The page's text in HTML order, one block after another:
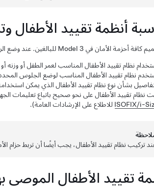
أنظمة تقييد الأطفال
كافة أحزمة الأمان في Model 3 للبالغين. عند وضع
نظام تقييد الأطفال المناسب لعمر الطفل أو وزنه
بشأن نوع نظام تقييد الأطفال الذي يمكن
نظام تقييد الأطفال على نحو صحيح باتباع تعليمات
ISOFIX/i- للاطلاع على الإرشادات العامة).
تركيب نظام تقييد الأطفال، يجب أيضًا أن تربط حزام
تقييد الأطفال الموصى